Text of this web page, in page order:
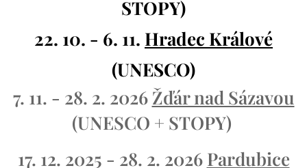
STOPY)
22. 10. - 6. 11. Hradec Králové
(UNESCO)
7. 11. - 28. 2. 2026 Žďár nad Sázavou
(UNESCO + STOPY)
17. 12. 2025 - 28. 2. 2026 Pardubice